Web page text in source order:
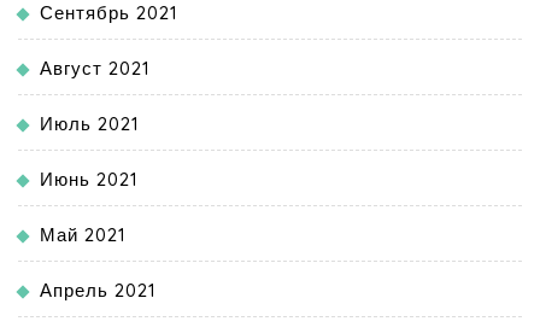
Сентябрь 2021
Август 2021
Июль 2021
Июнь 2021
Май 2021
Апрель 2021